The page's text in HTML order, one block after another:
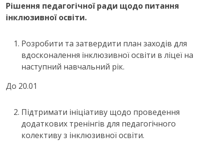
Рішення педагогічної ради щодо питання
інклюзивної освіти.
Розробити та затвердити план заходів для
вдосконалення інклюзивної освіти в ліцеї на
наступний навчальний рік.
До 20.01
Підтримати ініціативу щодо проведення
додаткових тренінгів для педагогічного
колективу з інклюзивної освіти.